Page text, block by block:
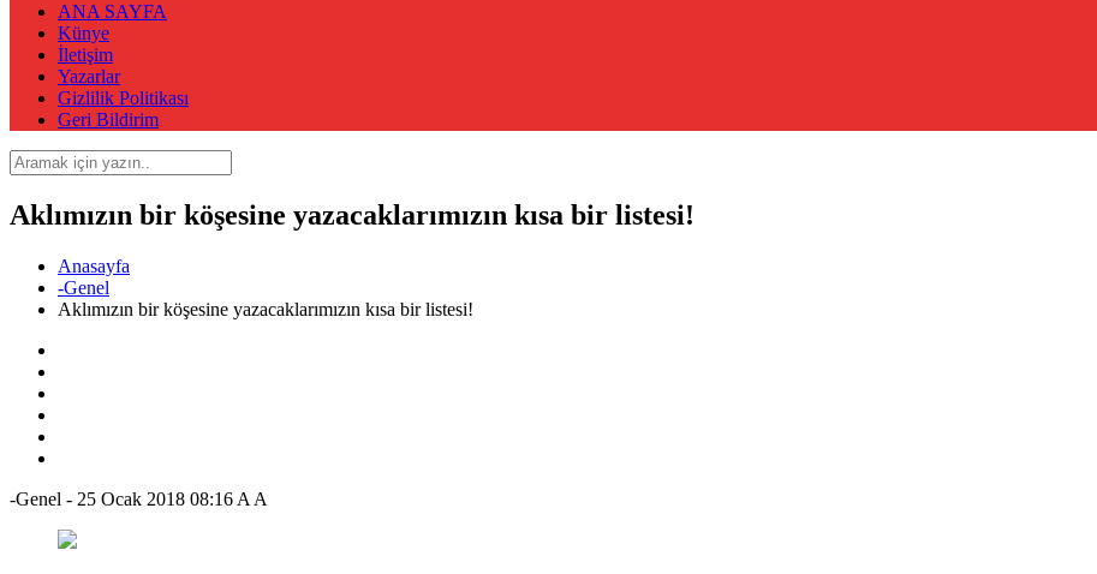
ANA SAYFA
Künye
İletişim
Yazarlar
Gizlilik Politikası
Geri Bildirim
Aklımızın bir köşesine yazacaklarımızın kısa bir listesi!
Anasayfa
-Genel
Aklımızın bir köşesine yazacaklarımızın kısa bir listesi!
-Genel - 25 Ocak 2018 08:16 A A